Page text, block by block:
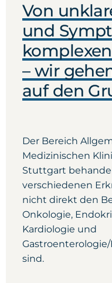
Von
und
– wir
auf den
Der Bereich
Medizinischen
Stuttgart
verschiedenen
nicht direkt den
Onkologie,
Kardiologie und
sind.